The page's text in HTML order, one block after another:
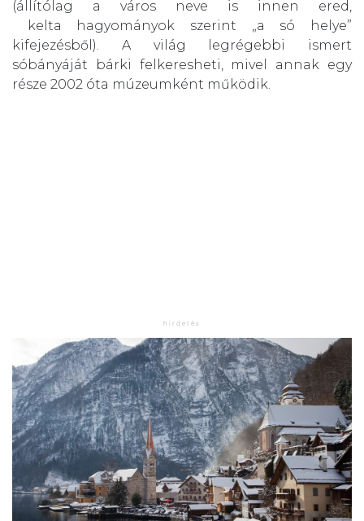
(állítólag a város neve is innen ered,
kelta hagyományok szerint „a só helye”
kifejezésből). A világ legrégebbi ismert
sóbányáját bárki felkeresheti, mivel annak egy
része 2002 óta múzeumként működik.